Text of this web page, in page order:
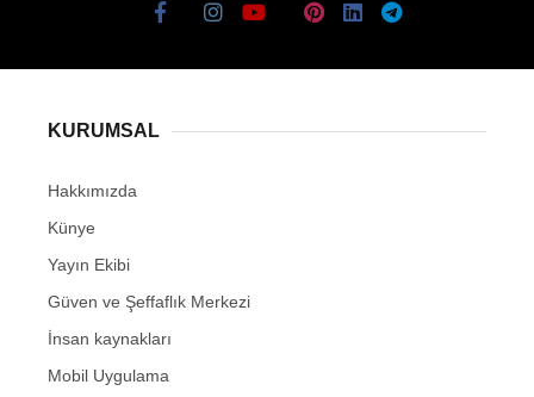
KURUMSAL
Hakkımızda
Künye
Yayın Ekibi
Güven ve Şeffaflık Merkezi
İnsan kaynakları
Mobil Uygulama